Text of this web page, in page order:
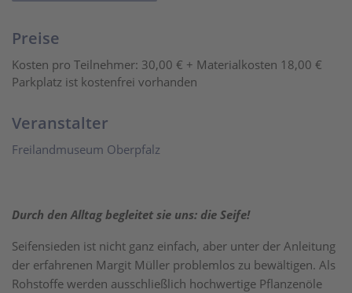
Durch den Alltag begleitet sie uns: die Seife!
Seifensieden ist nicht ganz einfach, aber unter der Anleitung
der erfahrenen Margit Müller problemlos zu bewältigen. Als
Rohstoffe werden ausschließlich hochwertige Pflanzenöle
Preise
Kosten pro Teilnehmer: 30,00 € + Materialkosten 18,00 €
Parkplatz ist kostenfrei vorhanden
Veranstalter
Freilandmuseum Oberpfalz